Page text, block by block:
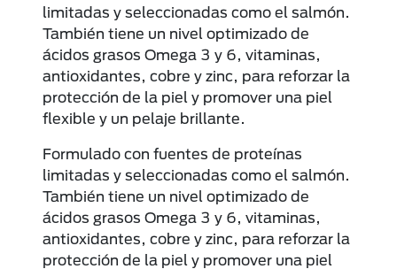
limitadas y seleccionadas como el salmón.
También tiene un nivel optimizado de
ácidos grasos Omega 3 y 6, vitaminas,
antioxidantes, cobre y zinc, para reforzar la
protección de la piel y promover una piel
flexible y un pelaje brillante.
Formulado con fuentes de proteínas
limitadas y seleccionadas como el salmón.
También tiene un nivel optimizado de
ácidos grasos Omega 3 y 6, vitaminas,
antioxidantes, cobre y zinc, para reforzar la
protección de la piel y promover una piel